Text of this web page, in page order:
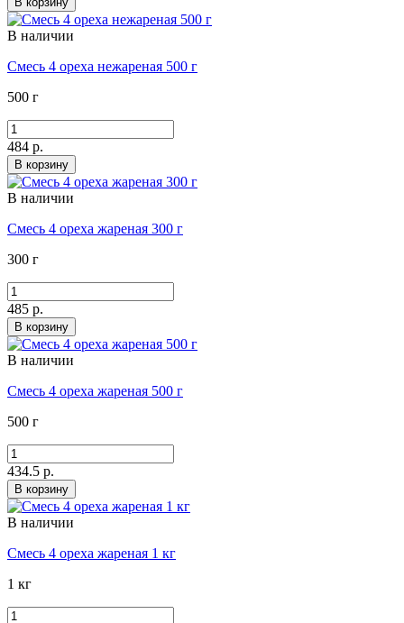
В наличии
Смесь 4 ореха нежареная 500 г
500 г
484 р.
В корзину
В наличии
Смесь 4 ореха жареная 300 г
300 г
485 р.
В корзину
В наличии
Смесь 4 ореха жареная 500 г
500 г
434.5 р.
В корзину
В наличии
Смесь 4 ореха жареная 1 кг
1 кг